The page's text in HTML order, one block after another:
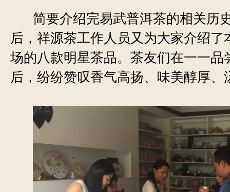
简要介绍完易武普洱茶的相关历
后，祥源茶工作人员又为大家介绍了
场的八款明星茶品。茶友们在一一品
后，纷纷赞叹香气高扬、味美醇厚、